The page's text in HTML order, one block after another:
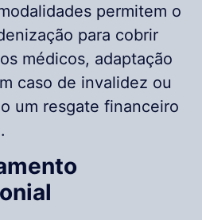
permitem o
para cobrir
médicos, adaptação
caso de invalidez ou
um resgate financeiro